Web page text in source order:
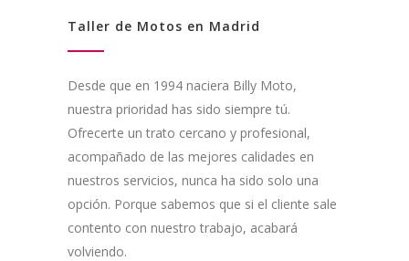
Taller de Motos en Madrid
Desde que en 1994 naciera Billy Moto,
nuestra prioridad has sido siempre tú.
Ofrecerte un trato cercano y profesional,
acompañado de las mejores calidades en
nuestros servicios, nunca ha sido solo una
opción. Porque sabemos que si el cliente sale
contento con nuestro trabajo, acabará
volviendo.